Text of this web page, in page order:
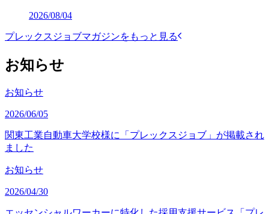
2026/08/04
プレックスジョブマガジンをもっと見る
お知らせ
お知らせ
2026/06/05
関東工業自動車大学校様に「プレックスジョブ」が掲載され
ました
お知らせ
2026/04/30